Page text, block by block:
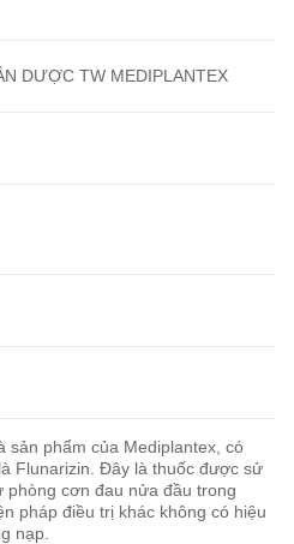
DƯỢC TW MEDIPLANTEX
sản phẩm của Mediplantex, có
Flunarizin. Đây là thuốc được sử
phòng cơn đau nửa đầu trong
pháp điều trị khác không có hiệu
nạp.